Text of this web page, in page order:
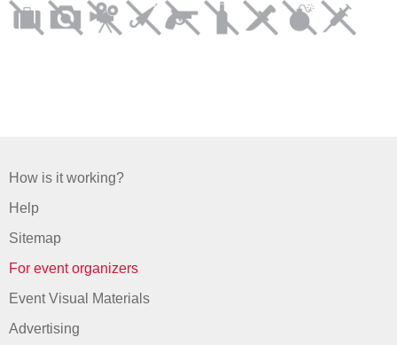
How is it working?
Help
Sitemap
For event organizers
Event Visual Materials
Advertising